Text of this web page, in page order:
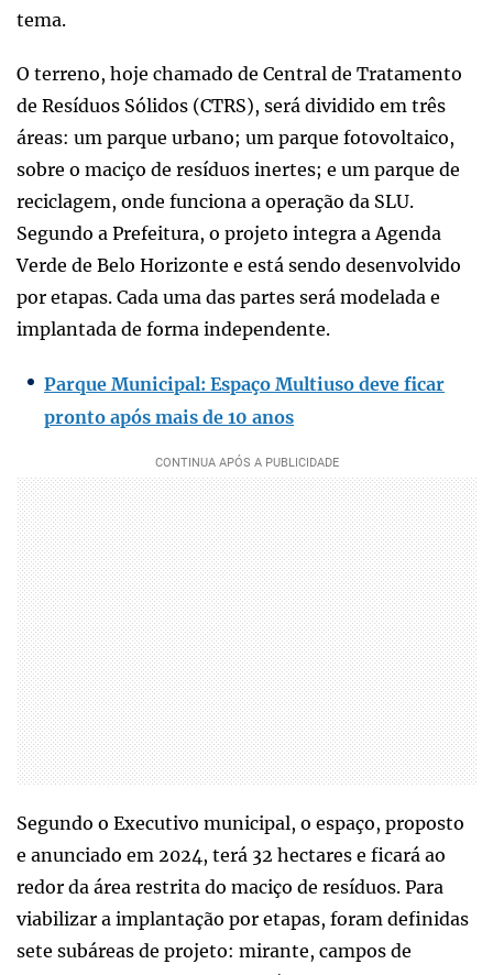
tema.
O terreno, hoje chamado de Central de Tratamento
de Resíduos Sólidos (CTRS), será dividido em três
áreas: um parque urbano; um parque fotovoltaico,
sobre o maciço de resíduos inertes; e um parque de
reciclagem, onde funciona a operação da SLU.
Segundo a Prefeitura, o projeto integra a Agenda
Verde de Belo Horizonte e está sendo desenvolvido
por etapas. Cada uma das partes será modelada e
implantada de forma independente.
Parque Municipal: Espaço Multiuso deve ficar
pronto após mais de 10 anos
Segundo o Executivo municipal, o espaço, proposto
e anunciado em 2024, terá 32 hectares e ficará ao
redor da área restrita do maciço de resíduos. Para
viabilizar a implantação por etapas, foram definidas
sete subáreas de projeto: mirante, campos de